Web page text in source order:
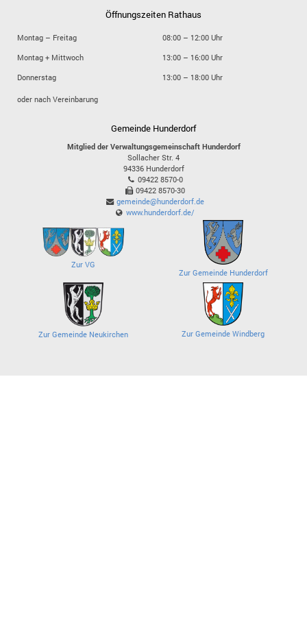
Öffnungszeiten Rathaus
Montag – Freitag
08:00 – 12:00 Uhr
Montag + Mittwoch
13:00 – 16:00 Uhr
Donnerstag
13:00 – 18:00 Uhr
oder nach Vereinbarung
Gemeinde Hunderdorf
Mitglied der Verwaltungsgemeinschaft Hunderdorf
Sollacher Str. 4
94336 Hunderdorf
09422 8570-0
09422 8570-30
gemeinde@hunderdorf.de
www.hunderdorf.de/
Zur VG
Zur Gemeinde Hunderdorf
Zur Gemeinde Neukirchen Zur Gemeinde Windberg